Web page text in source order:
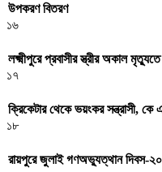
উপকরণ বিতরণ
১৬
লক্ষ্মীপুরে প্রবাসীর স্ত্রীর অকাল
১৭
ক্রিকেটার থেকে ভয়ংকর সন্ত্রাসী,
১৮
রায়পুরে জুলাই গণঅভ্যুত্থান দিবস-